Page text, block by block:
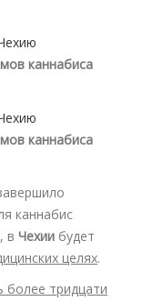
каннабиса
каннабиса
каннабис
в Чехии будет
целях.
более тридцати